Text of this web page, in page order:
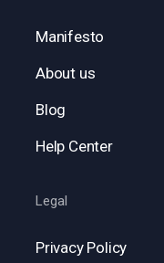
Manifesto
About us
Blog
Help Center
Legal
Privacy Policy